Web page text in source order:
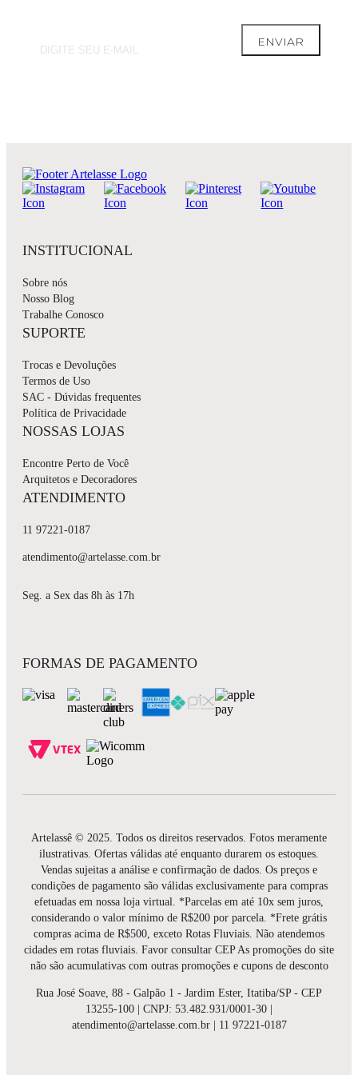
ENVIAR
INSTITUCIONAL
Sobre nós
Nosso Blog
Trabalhe Conosco
SUPORTE
Trocas e Devoluções
Termos de Uso
SAC - Dúvidas frequentes
Política de Privacidade
NOSSAS LOJAS
Encontre Perto de Você
Arquitetos e Decoradores
ATENDIMENTO
11 97221-0187
atendimento@artelasse.com.br
Seg. a Sex das 8h às 17h
FORMAS DE PAGAMENTO
Artelassê © 2025. Todos os direitos reservados. Fotos meramente
ilustrativas. Ofertas válidas até enquanto durarem os estoques.
Vendas sujeitas a análise e confirmação de dados. Os preços e
condições de pagamento são válidas exclusivamente para compras
efetuadas em nossa loja virtual. *Parcelas em até 10x sem juros,
considerando o valor mínimo de R$200 por parcela. *Frete grátis
compras acima de R$500, exceto Rotas Fluviais. Não atendemos
cidades em rotas fluviais. Favor consultar CEP As promoções do site
não são acumulativas com outras promoções e cupons de desconto
Rua José Soave, 88 - Galpão 1 - Jardim Ester, Itatiba/SP - CEP
13255-100 | CNPJ: 53.482.931/0001-30 |
atendimento@artelasse.com.br | 11 97221-0187